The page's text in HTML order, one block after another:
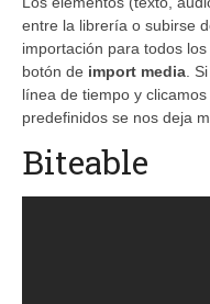
entre la librería o subirse
importación para todos
botón de import media .
línea de tiempo y
predefinidos se nos deja
Biteable